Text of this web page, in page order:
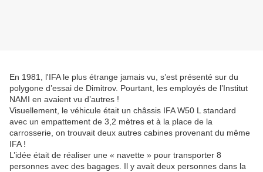
En 1981, l'IFA le plus étrange jamais vu, s’est présenté sur du
polygone d’essai de Dimitrov. Pourtant, les employés de l’Institut
NAMI en avaient vu d’autres !
Visuellement, le véhicule était un châssis IFA W50 L standard
avec un empattement de 3,2 mètres et à la place de la
carrosserie, on trouvait deux autres cabines provenant du même
IFA !
L’idée était de réaliser une « navette » pour transporter 8
personnes avec des bagages. Il y avait deux personnes dans la